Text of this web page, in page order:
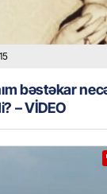
bəstəkar
– VİDEO